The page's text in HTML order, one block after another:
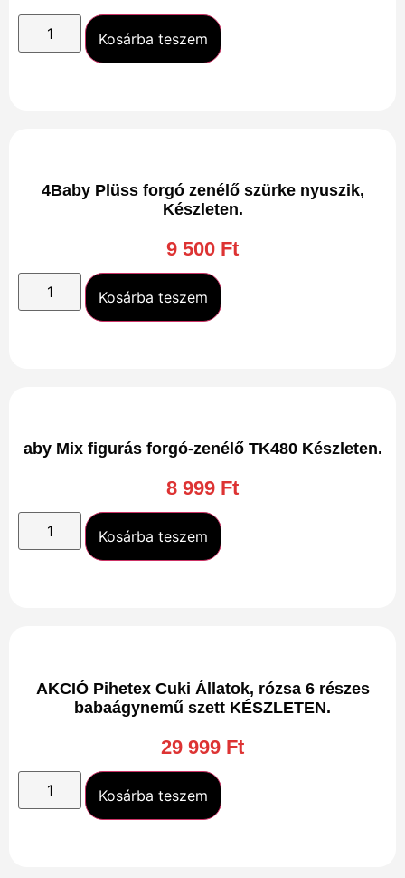
Kosárba teszem
4Baby Plüss forgó zenélő szürke nyuszik,
Készleten.
9 500 Ft
Kosárba teszem
aby Mix figurás forgó-zenélő TK480 Készleten.
8 999 Ft
Kosárba teszem
AKCIÓ Pihetex Cuki Állatok, rózsa 6 részes
babaágynemű szett KÉSZLETEN.
29 999 Ft
Kosárba teszem